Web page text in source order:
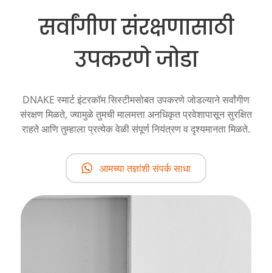
सर्वांगीण संरक्षणासाठी
उपकरणे जोडा
DNAKE स्मार्ट इंटरकॉम सिस्टीमसोबत उपकरणे जोडल्याने सर्वांगीण
संरक्षण मिळते, ज्यामुळे तुमची मालमत्ता अनधिकृत प्रवेशापासून सुरक्षित
राहते आणि तुम्हाला प्रत्येक वेळी संपूर्ण नियंत्रण व दृश्यमानता मिळते.
आमच्या तज्ञांशी संपर्क साधा